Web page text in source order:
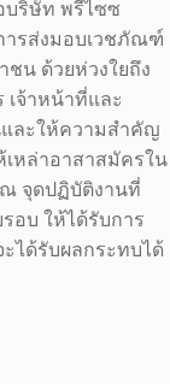
บริษัท พรีไซซ
ารส่งมอบเวชภัณฑ์
ชน ด้วยห่วงใยถึง
จ้าหน้าที่และ
ละให้ความสำคัญ
หล่าอาสาสมัครใน
ณ จุดปฏิบัติงานที่
อบ ให้ได้รับการ
ได้รับผลกระทบได้